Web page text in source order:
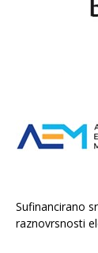
Sufinancirano
raznovrsnosti